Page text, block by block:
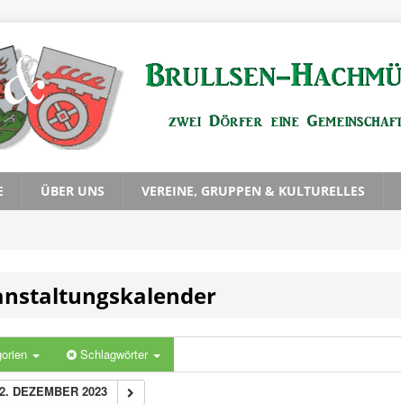
ÜBER UNS VEREINE, GRUPPEN & KULTURELLES
Schlagwörter
2. DEZEMBER 2023